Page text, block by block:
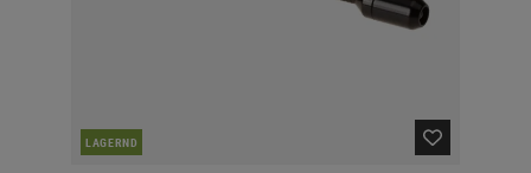
LAGERND